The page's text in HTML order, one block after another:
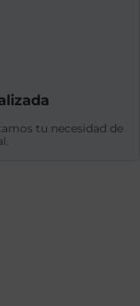
tu necesidad de